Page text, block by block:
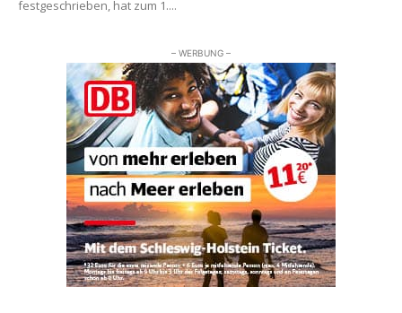
festgeschrieben, hat zum 1....
– WERBUNG –